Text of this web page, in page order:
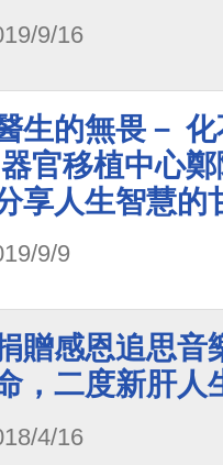
9/16
生的無畏－
官移植中心
享人生智慧的
9/9
贈感恩追思音
，二度新肝人
4/16